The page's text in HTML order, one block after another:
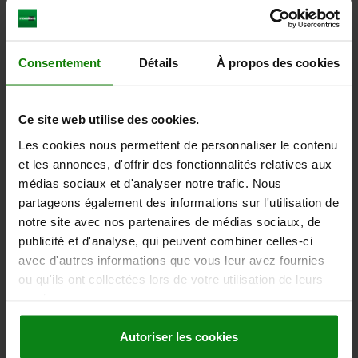
Consentement Détails À propos des cookies
Ce site web utilise des cookies.
Les cookies nous permettent de personnaliser le contenu
et les annonces, d'offrir des fonctionnalités relatives aux
médias sociaux et d'analyser notre trafic. Nous
partageons également des informations sur l'utilisation de
notre site avec nos partenaires de médias sociaux, de
publicité et d'analyse, qui peuvent combiner celles-ci
avec d'autres informations que vous leur avez fournies
ou qu'ils ont collectées lors de votre utilisation de leurs
Autoriser les cookies
Other customers also bought
NEW 03071-90